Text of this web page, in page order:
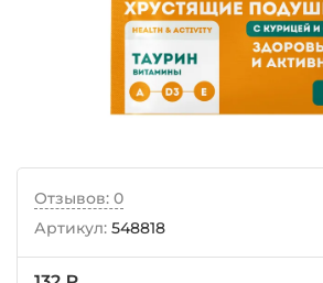
Отзывов: 0
Артикул: 548818